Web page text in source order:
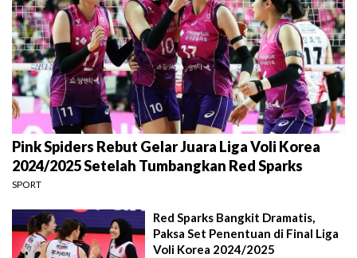
Pink Spiders Rebut Gelar Juara Liga Voli Korea
2024/2025 Setelah Tumbangkan Red Sparks
SPORT
Red Sparks Bangkit Dramatis,
Paksa Set Penentuan di Final Liga
Voli Korea 2024/2025